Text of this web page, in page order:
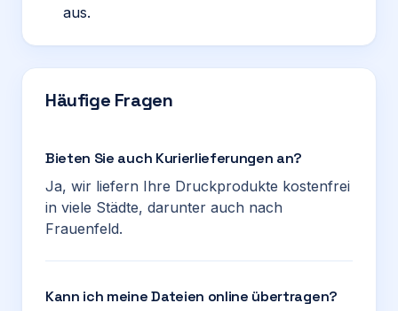
aus.
Häufige Fragen
Bieten Sie auch Kurierlieferungen an?
Ja, wir liefern Ihre Druckprodukte kostenfrei
in viele Städte, darunter auch nach
Frauenfeld.
Kann ich meine Dateien online übertragen?